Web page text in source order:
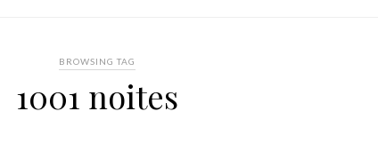
BROWSING TAG
1001 noites